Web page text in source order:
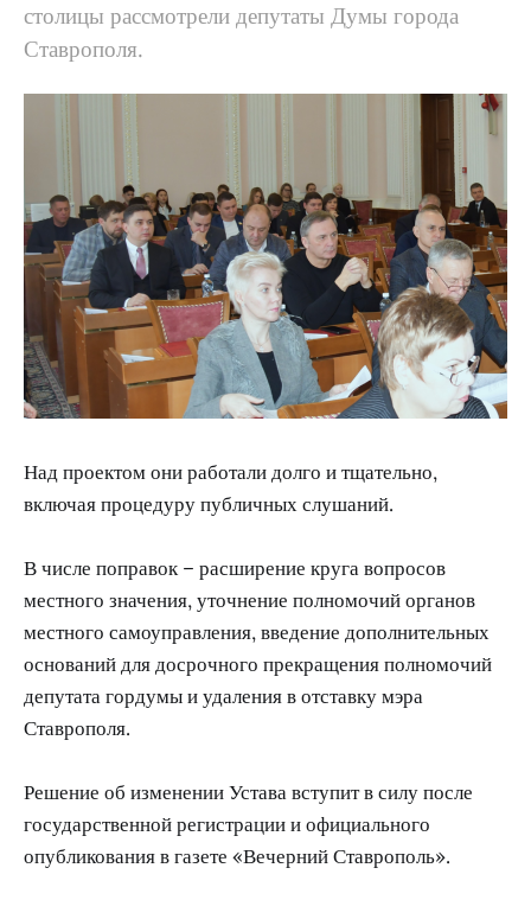
столицы рассмотрели депутаты Думы города
Ставрополя.
Над проектом они работали долго и тщательно,
включая процедуру публичных слушаний.
В числе поправок – расширение круга вопросов
местного значения, уточнение полномочий органов
местного самоуправления, введение дополнительных
оснований для досрочного прекращения полномочий
депутата гордумы и удаления в отставку мэра
Ставрополя.
Решение об изменении Устава вступит в силу после
государственной регистрации и официального
опубликования в газете «Вечерний Ставрополь».